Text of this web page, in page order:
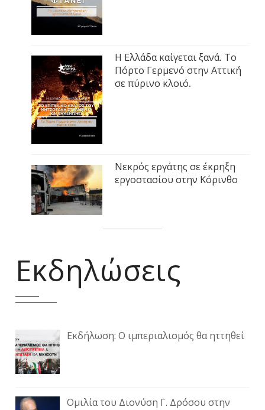
Η Ελλάδα καίγεται ξανά. Το
Πόρτο Γερμενό στην Αττική
σε πύρινο κλοιό.
Νεκρός εργάτης σε έκρηξη
εργοστασίου στην Κόρινθο
Εκδηλώσεις
Εκδήλωση: Ο ιμπεριαλισμός θα ηττηθεί
Ομιλία του Διονύση Γ. Δρόσου στην